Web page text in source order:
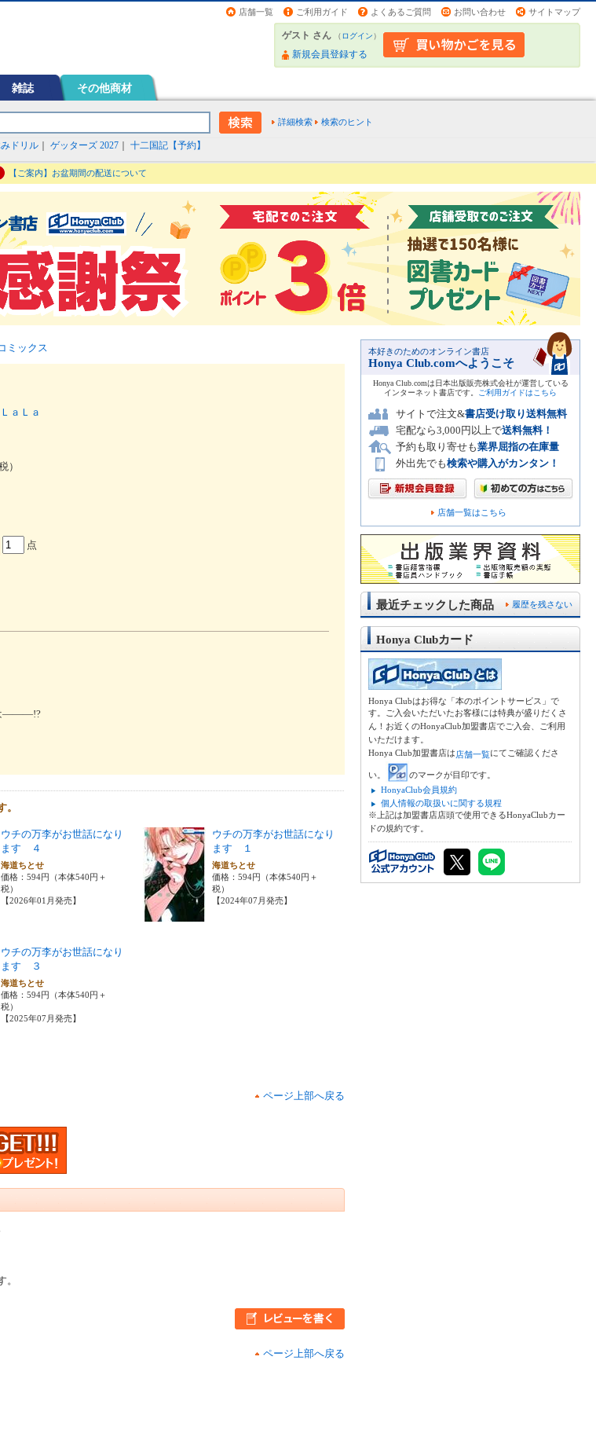
店舗一覧 ご利用ガイド よくあるご質問 お問い合わせ サイトマップ
ゲスト さん （ログイン）
新規会員登録する
雑誌 その他商材
詳細検索 検索のヒント
ドリル ゲッターズ 2027 十二国記【予約】
【ご案内】お盆期間の配送について
ミックス
ａＬａ
）
点
は―――!?
ウチの万李がお世話になり
ます ４
海道ちとせ
価格：594円（本体540円＋
税）
【2026年01月発売】
ウチの万李がお世話になり
ます １
海道ちとせ
価格：594円（本体540円＋
税）
【2024年07月発売】
ウチの万李がお世話になり
ます ３
海道ちとせ
価格：594円（本体540円＋
税）
【2025年07月発売】
ページ上部へ戻る
ページ上部へ戻る
本好きのためのオンライン書店
Honya Club.comへようこそ
Honya Club.comは日本出版販売株式会社が運営している
インターネット書店です。
ご利用ガイドはこちら
サイトで注文&書店受け取り送料無料
宅配なら3,000円以上で送料無料！
予約も取り寄せも業界屈指の在庫量
外出先でも検索や購入がカンタン！
店舗一覧はこちら
履歴を残さない
最近チェックした商品
Honya Clubカード
Honya Clubはお得な「本のポイントサービス」で
す。ご入会いただいたお客様には特典が盛りだくさ
ん！お近くのHonyaClub加盟書店でご入会、ご利用
いただけます。
Honya Club加盟書店は店舗一覧にてご確認くださ
い。
のマークが目印です。
HonyaClub会員規約
個人情報の取扱いに関する規程
※上記は加盟書店店頭で使用できるHonyaClubカー
ドの規約です。